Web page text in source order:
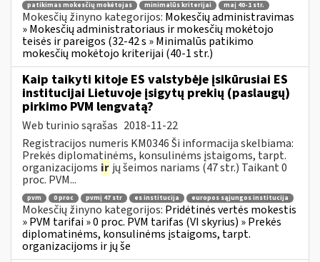
patikimas mokesčių mokėtojas minimalūs kriterijai maį 40-1 str.
Mokesčių žinyno kategorijos: Mokesčių administravimas
» Mokesčių administratoriaus ir mokesčių mokėtojo
teisės ir pareigos (32-42 s » Minimalūs patikimo
mokesčių mokėtojo kriterijai (40-1 str.)
Kaip taikyti kitoje ES valstybėje įsikūrusiai ES
institucijai Lietuvoje įsigytų prekių (paslaugų)
pirkimo PVM lengvatą?
Web turinio sąrašas 2018-11-22
Registracijos numeris KM0346 Ši informacija skelbiama:
Prekės diplomatinėms, konsulinėms įstaigoms, tarpt.
organizacijoms ir jų šeimos nariams (47 str.) Taikant 0
proc. PVM...
pvm 0 proc pvmį 47 str es institucija europos sąjungos institucija
Mokesčių žinyno kategorijos: Pridėtinės vertės mokestis
» PVM tarifai » 0 proc. PVM tarifas (VI skyrius) » Prekės
diplomatinėms, konsulinėms įstaigoms, tarpt.
organizacijoms ir jų še